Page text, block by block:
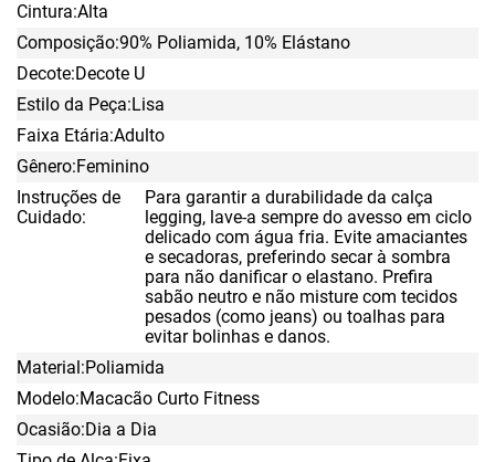
Cintura Alta
Composição 90% Poliamida, 10% Elástano
Decote Decote U
Estilo da Peça Lisa
Faixa Etária Adulto
Gênero Feminino
Instruções de
Cuidado
Para garantir a durabilidade da calça
legging, lave-a sempre do avesso em ciclo
delicado com água fria. Evite amaciantes
e secadoras, preferindo secar à sombra
para não danificar o elastano. Prefira
sabão neutro e não misture com tecidos
pesados (como jeans) ou toalhas para
evitar bolinhas e danos.
Material Poliamida
Modelo Macacão Curto Fitness
Ocasião Dia a Dia